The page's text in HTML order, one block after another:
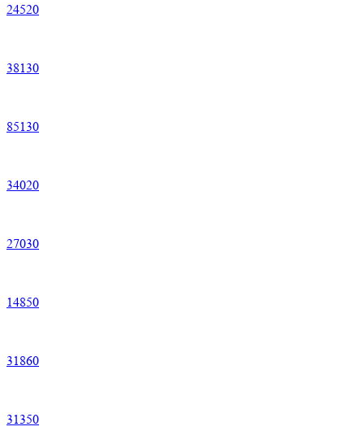
24520
38130
85130
34020
27030
14850
31860
31350